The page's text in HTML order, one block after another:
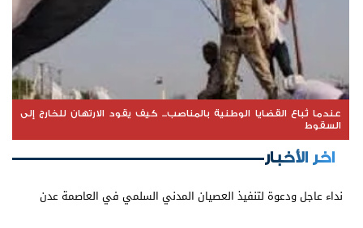
عندما تُباع القضايا الوطنية بالمناصب... كيف يقود الارتهان للخارج إلى
السقوط
اخر الأخبار
نداء عاجل ودعوة لتنفيذ العصيان المدني السلمي في العاصمة عدن